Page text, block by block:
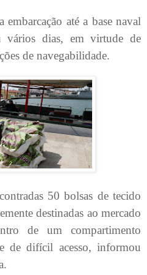
até a base naval
dias, em virtude de
de navegabilidade.
50 bolsas de tecido
destinadas ao mercado
de um compartimento
de difícil acesso, informou